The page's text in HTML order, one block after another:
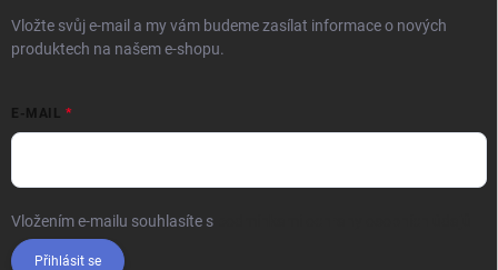
Vložte svůj e-mail a my vám budeme zasílat informace o nových
produktech na našem e-shopu.
E-MAIL
Vložením e-mailu souhlasíte s
Přihlásit se